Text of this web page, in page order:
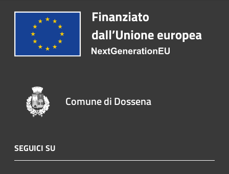
Comune di Dossena
SEGUICI SU